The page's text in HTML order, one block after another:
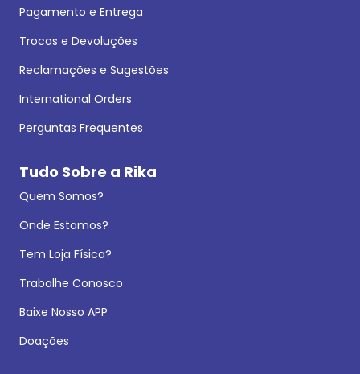
Pagamento e Entrega
Trocas e Devoluções
Reclamações e Sugestões
International Orders
Perguntas Frequentes
Tudo Sobre a Rika
Quem Somos?
Onde Estamos?
Tem Loja Física?
Trabalhe Conosco
Baixe Nosso APP
Doações